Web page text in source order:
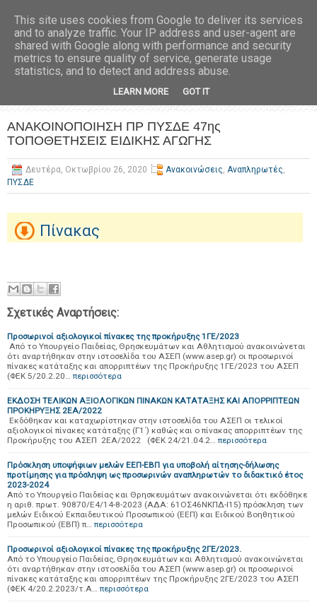
ΑΝΑΚΟΙΝΟΠΟΙΗΣΗ ΠΡ ΠΥΣΔΕ 47ης
ΤΟΠΟΘΕΤΗΣΕΙΣ ΕΙΔΙΚΗΣ ΑΓΩΓΗΣ
Δευτέρα, Οκτωβρίου 26, 2020 Ανακοινώσεις, Αναπληρωτές,
ΠΥΣΔΕ
Πίνακας
Σχετικές Αναρτήσεις:
Προσωρινοί αξιολογικοί πίνακες της προκήρυξης 1ΓΕ/2023
Από το Υπουργείο Παιδείας, Θρησκευμάτων και Αθλητισμού ανακοινώνεται
ότι αναρτήθηκαν στην ιστοσελίδα του ΑΣΕΠ (www.asep.gr) οι προσωρινοί
πίνακες κατάταξης και απορριπτέων της Προκήρυξης 1ΓΕ/2023 του ΑΣΕΠ
(ΦΕΚ 5/20.2.20…
περισσότερα
ΕΚΔΟΣΗ ΤΕΛΙΚΩΝ ΑΞΙΟΛΟΓΙΚΩΝ ΠΙΝΑΚΩΝ ΚΑΤΑΤΑΞΗΣ ΚΑΙ ΑΠΟΡΡΙΠΤΕΩΝ
ΠΡΟΚΗΡΥΞΗΣ 2ΕΑ/2022
Εκδόθηκαν και καταχωρίστηκαν στην ιστοσελίδα του ΑΣΕΠ οι τελικοί
αξιολογικοί πίνακες κατάταξης (Γ1΄) καθώς και ο πίνακας απορριπτέων της
Προκήρυξης του ΑΣΕΠ 2ΕΑ/2022 (ΦΕΚ 24/21.04.2…
περισσότερα
Πρόσκληση υποψήφιων μελών ΕΕΠ-ΕΒΠ για υποβολή αίτησης-δήλωσης
προτίμησης για πρόσληψη ως προσωρινών αναπληρωτών το διδακτικό έτος
2023-2024
Από το Υπουργείο Παιδείας και Θρησκευμάτων ανακοινώνεται ότι εκδόθηκε
η αριθ. πρωτ. 90870/Ε4/14-8-2023 (ΑΔΑ: 61ΟΣ46ΝΚΠΔ-Ι15) πρόσκληση των
μελών Ειδικού Εκπαιδευτικού Προσωπικού (ΕΕΠ) και Ειδικού Βοηθητικού
Προσωπικού (ΕΒΠ) π…
περισσότερα
Προσωρινοί αξιολογικοί πίνακες της προκήρυξης 2ΓΕ/2023.
Από το Υπουργείο Παιδείας, Θρησκευμάτων και Αθλητισμού ανακοινώνεται
ότι αναρτήθηκαν στην ιστοσελίδα του ΑΣΕΠ (www.asep.gr) οι προσωρινοί
πίνακες κατάταξης και απορριπτέων της Προκήρυξης 2ΓΕ/2023 του ΑΣΕΠ
(ΦΕΚ 4/20.2.2023/τ.Α…
περισσότερα
This site uses cookies from Google to deliver its services
and to analyze traffic. Your IP address and user-agent are
shared with Google along with performance and security
metrics to ensure quality of service, generate usage
statistics, and to detect and address abuse.
LEARN MORE GOT IT